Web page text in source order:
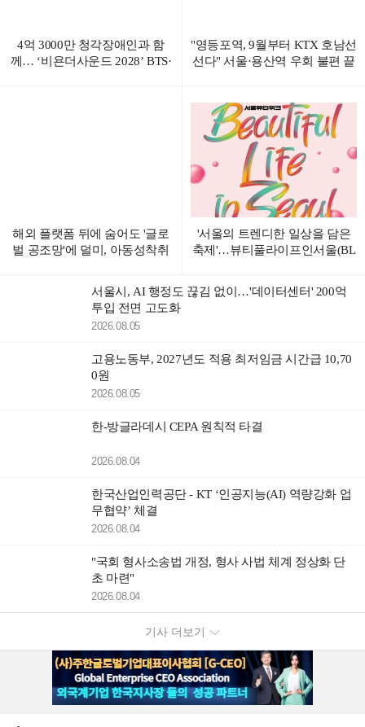
4억 3000만 청각장애인과 함
께… ‘비욘더사운드 2028’ BTS·
"영등포역, 9월부터 KTX 호남선
선다" 서울·용산역 우회 불편 끝
해외 플랫폼 뒤에 숨어도 '글로
벌 공조망'에 덜미, 아동성착취
'서울의 트렌디한 일상을 담은
축제'…뷰티풀라이프인서울(BL
서울시, AI 행정도 끊김 없이…'데이터센터' 200억
투입 전면 고도화
2026.08.05
고용노동부, 2027년도 적용 최저임금 시간급 10,70
0원
2026.08.05
한-방글라데시 CEPA 원칙적 타결
2026.08.04
한국산업인력공단 - KT ‘인공지능(AI) 역량강화 업
무협약’ 체결
2026.08.04
"국회 형사소송법 개정, 형사 사법 체계 정상화 단
초 마련"
2026.08.04
기사 더보기